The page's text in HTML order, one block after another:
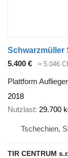
Schwarzmüller
5.400 €
≈ 5.046
Plattform Auflieger
2018
Nutzlast 29.700
Tschechien,
TIR CENTRUM